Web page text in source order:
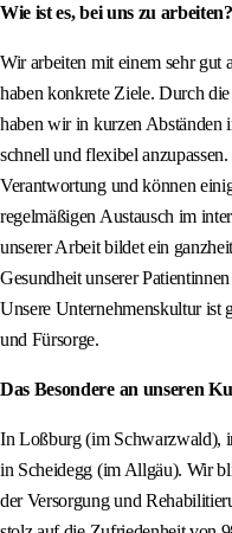
Wie ist es, bei uns zu arbeiten?
Wir arbeiten mit einem sehr gut
haben konkrete Ziele. Durch
haben wir in kurzen Abständen
schnell und flexibel
Verantwortung und können
regelmäßigen Austausch im
unserer Arbeit bildet ein
Gesundheit unserer
Unsere Unternehmenskultur ist
und Fürsorge.
Das Besondere an unseren
In Loßburg (im Schwarzwald),
in Scheidegg (im Allgäu). Wir
der Versorgung und